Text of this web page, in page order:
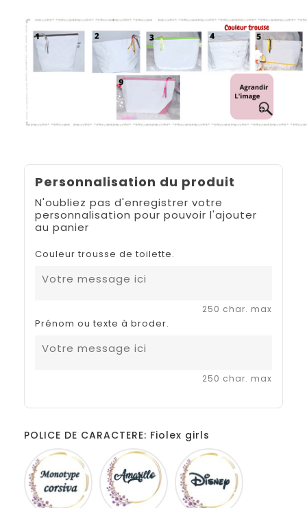
Personnalisation du produit
N'oubliez pas d'enregistrer votre
personnalisation pour pouvoir l'ajouter
au panier
Couleur trousse de toilette.
250 char. max
Prénom ou texte à broder.
250 char. max
POLICE DE CARACTERE: Fiolex girls
Monotype
corsiva
Amarillo